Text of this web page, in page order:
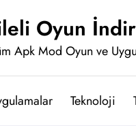
Oyun İndir
Apk Mod Oyun ve
Teknoloji